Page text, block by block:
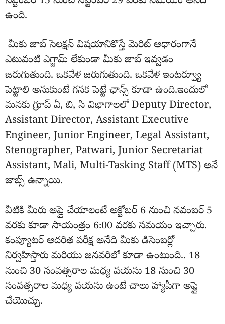
ఉంది.
మీకు జాబ్ సెలక్షన్ విషయానికొస్తే మెరిట్ ఆధారంగానే
ఎటువంటి ఎగ్జామ్ లేకుండా మీకు జాబ్ ఇవ్వడం
జరుగుతుంది. ఒకవేళ జరుగుతుంది. ఒకవేళ ఇంటర్వ్యూ
పెట్టాలి అనుకుంటే గనక పెట్టే ఛాన్స్ కూడా ఉంది.ఇందులో
మనకు గ్రూప్ ఏ, బి, సి విభాగాలలో Deputy Director,
Assistant Director, Assistant Executive
Engineer, Junior Engineer, Legal Assistant,
Stenographer, Patwari, Junior Secretariat
Assistant, Mali, Multi-Tasking Staff (MTS) అనే
జాబ్స్ ఉన్నాయి.
వీటికి మీరు అప్లై చేయాలంటే అక్టోబర్ 6 నుంచి నవంబర్ 5
వరకు కూడా సాయంత్రం 6:00 వరకు సమయం ఇచ్చారు.
కంప్యూటర్ ఆదరిత పరీక్ష అనేది మీకు డిసెంబర్లో
నిర్వహిస్తారు మరియు జనవరిలో కూడా ఉంటుంది.. 18
నుంచి 30 సంవత్సరాల మధ్య వయసు 18 నుంచి 30
సంవత్సరాల మధ్య వయసు ఉంటే చాలు హ్యాపీగా అప్లై
చేయొచ్చు.